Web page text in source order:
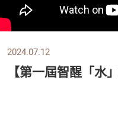
2024.07.12
【第一屆智醒「水